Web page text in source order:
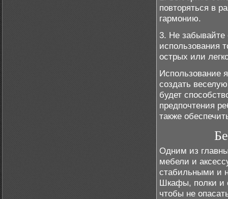
повторяться в
гармонию.
3. Не забывайте
использования
острых или
Использование
создать
будет
предпочтения
также
Одним из
мебели и
стабильными и
Шкафы, полки и
чтобы не